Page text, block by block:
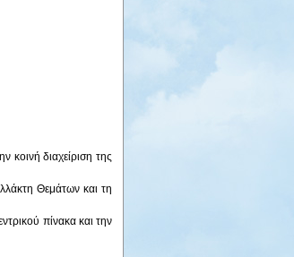
κοινή διαχείριση της
Θεμάτων και τη
πίνακα και την